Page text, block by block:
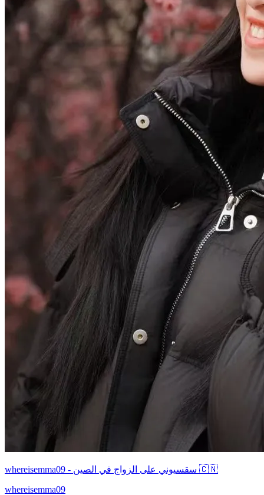
whereisemma09 - سقسيوني على الزواج في الصين 🇨🇳
whereisemma09